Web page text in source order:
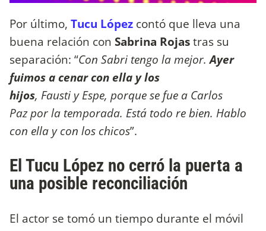
Por último, Tucu López contó que lleva una
buena relación con Sabrina Rojastras su
separación: “Con Sabri tengo la mejor. Ayer
fuimos a cenar con ella y los
hijos, Fausti y Espe, porque se fue a Carlos
Paz por la temporada. Está todo re bien. Hablo
con ella y con los chicos”.
El Tucu López no cerró la puerta a
una posible reconciliación
El actor se tomó un tiempo durante el móvil